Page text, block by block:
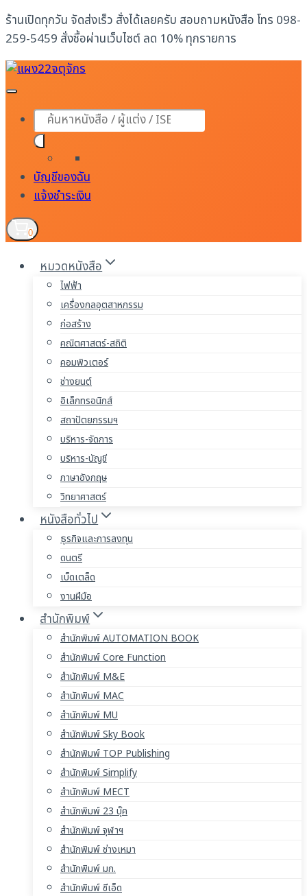
Skip
to
content
ร้านเปิดทุกวัน จัดส่งเร็ว สั่งได้เลยครับ สอบถามหนังสือ โทร 098-
259-5459 สั่งซื้อผ่านเว็บไซต์ ลด 10% ทุกรายการ
Products
search
บัญชีของฉัน
แจ้งชำระเงิน
0
หมวดหนังสือ
ไฟฟ้า
เครื่องกลอุตสาหกรรม
ก่อสร้าง
คณิตศาสตร์-สถิติ
คอมพิวเตอร์
ช่างยนต์
อิเล็กทรอนิกส์
สถาปัตยกรรมฯ
บริหาร-จัดการ
บริหาร-บัญชี
ภาษาอังกฤษ
วิทยาศาสตร์
หนังสือทั่วไป
ธุรกิจและการลงทุน
ดนตรี
เบ็ดเตล็ด
งานฝีมือ
สำนักพิมพ์
สำนักพิมพ์ AUTOMATION BOOK
สำนักพิมพ์ Core Function
สำนักพิมพ์ M&E
สำนักพิมพ์ MAC
สำนักพิมพ์ MU
สำนักพิมพ์ Sky Book
สำนักพิมพ์ TOP Publishing
สำนักพิมพ์ Simplify
สำนักพิมพ์ MECT
สำนักพิมพ์ 23 บุ๊ค
สำนักพิมพ์ จุฬาฯ
สำนักพิมพ์ ช่างเหมา
สำนักพิมพ์ มก.
สำนักพิมพ์ ซีเอ็ด